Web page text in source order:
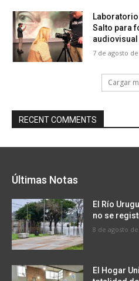
Salto para
audiovisual
7 de agosto
Cargar
RECENT COMMENTS
Últimas Notas
El Río
no se
8 de agosto
El Hogar